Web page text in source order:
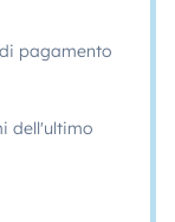
pagamento
dell'ultimo